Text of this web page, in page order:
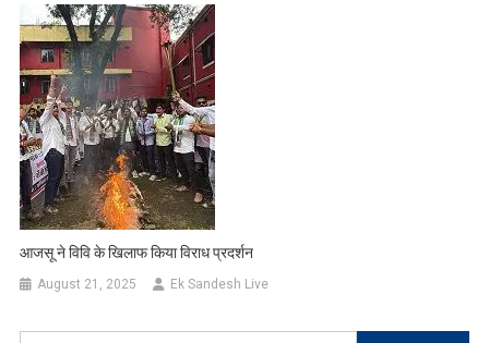
आजसू ने विवि के खिलाफ किया विराध प्रदर्शन
August 21, 2025 Ek Sandesh Live